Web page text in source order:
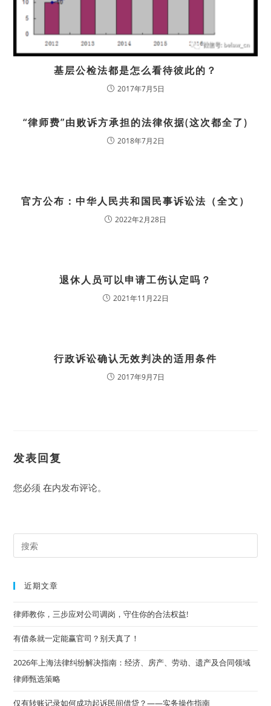
基层公检法都是怎么看待彼此的？
2017年7月5日
“律师费”由败诉方承担的法律依据(这次都全了)
2018年7月2日
官方公布：中华人民共和国民事诉讼法（全文）
2022年2月28日
退休人员可以申请工伤认定吗？
2021年11月22日
行政诉讼确认无效判决的适用条件
2017年9月7日
发表回复
您必须在内发布评论。
近期文章
律师教你，三步应对公司调岗，守住你的合法权益!
有借条就一定能赢官司？别天真了！
2026年上海法律纠纷解决指南：经济、房产、劳动、遗产及合同领域
律师甄选策略
仅有转账记录如何成功起诉民间借贷？——实务操作指南